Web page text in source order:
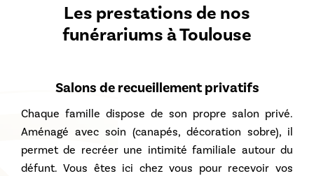
Les prestations de nos
funérariums à Toulouse
Salons de recueillement privatifs
Chaque famille dispose de son propre salon privé.
Aménagé avec soin (canapés, décoration sobre), il
permet de recréer une intimité familiale autour du
défunt. Vous êtes ici chez vous pour recevoir vos